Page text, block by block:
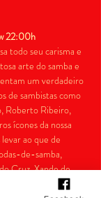
22:00h
todo seu carisma e
arte do samba e
um verdadeiro
de sambistas como
Roberto Ribeiro,
ícones da nossa
ao que de
de-samba,
Cruz, Xande de
por Mr Moadir e